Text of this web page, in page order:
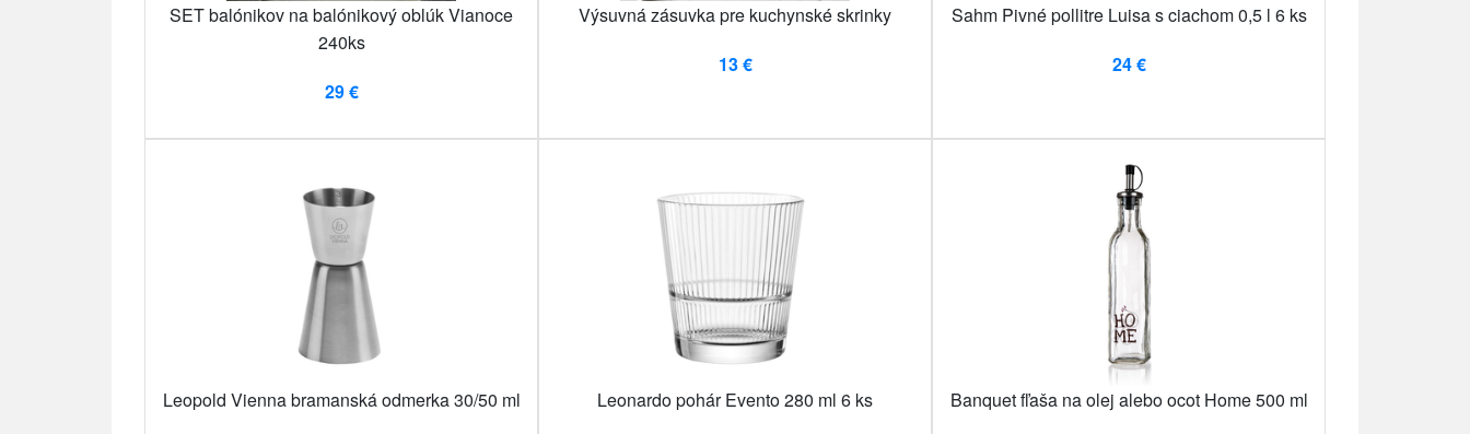
SET balónikov na balónikový oblúk Vianoce
240ks
29 €
Výsuvná zásuvka pre kuchynské skrinky
13 €
Sahm Pivné pollitre Luisa s ciachom 0,5 l 6 ks
24 €
Leopold Vienna bramanská odmerka 30/50 ml
Leonardo pohár Evento 280 ml 6 ks
Banquet fľaša na olej alebo ocot Home 500 ml